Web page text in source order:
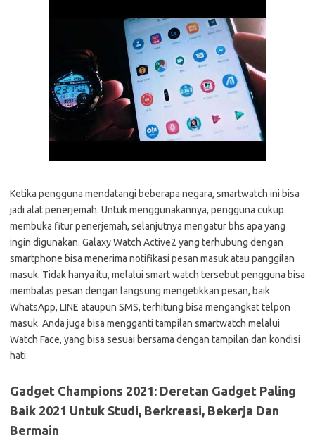
Ketika pengguna mendatangi beberapa negara, smartwatch ini bisa
jadi alat penerjemah. Untuk menggunakannya, pengguna cukup
membuka fitur penerjemah, selanjutnya mengatur bhs apa yang
ingin digunakan. Galaxy Watch Active2 yang terhubung dengan
smartphone bisa menerima notifikasi pesan masuk atau panggilan
masuk. Tidak hanya itu, melalui smart watch tersebut pengguna bisa
membalas pesan dengan langsung mengetikkan pesan, baik
WhatsApp, LINE ataupun SMS, terhitung bisa mengangkat telpon
masuk. Anda juga bisa mengganti tampilan smartwatch melalui
Watch Face, yang bisa sesuai bersama dengan tampilan dan kondisi
hati.
Gadget Champions 2021: Deretan Gadget Paling
Baik 2021 Untuk Studi, Berkreasi, Bekerja Dan
Bermain